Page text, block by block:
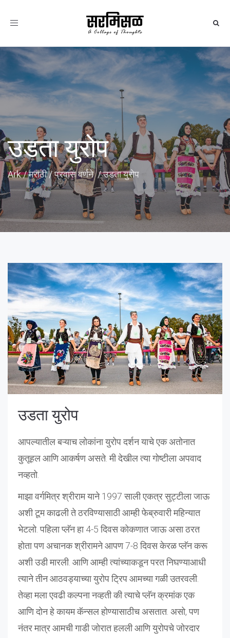
Toggle
उडता युरोप
Ark/मराठी/प्रवास वर्णने/उडता युरोप
उडता युरोप
आपल्यातील बऱ्याच लोकांना युरोप दर्शन याचे एक अतोनात
कुतूहल आणि आकर्षण असते. मी देखील त्या गोष्टीला अपवाद
नव्हतो.
माझा वर्गमित्र श्रीराम याने 1997 साली एकत्र सुट्टीला जाऊ
अशी टूम काढली ते ठरविण्यासाठी आम्ही फेब्रुवारी महिन्यात
भेटलो. पहिला प्लॅन हा 4-5 दिवस कोकणात जाऊ असा ठरत
होता पण अचानक श्रीरामने आपण 7-8 दिवस केरळ प्लॅन करू
अशी उडी मारली. आणि आम्ही त्यांच्याकडून परत निघण्याआधी
त्याने तीन आठवड्याच्या युरोप ट्रिप आमच्या गळी उतरवली.
तेव्हा मला एवढी कल्पना नव्हती की त्याचे प्लॅन क्रमांक एक
आणि दोन हे कायम कॅन्सल होण्यासाठीच असतात. असो, पण
नंतर मात्र आमची गाडी जोरात हलली आणि युरोपचे जोरदार